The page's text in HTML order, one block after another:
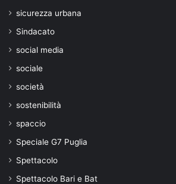
sicurezza urbana
Sindacato
social media
sociale
società
sostenibilità
spaccio
Speciale G7 Puglia
Spettacolo
Spettacolo Bari e Bat